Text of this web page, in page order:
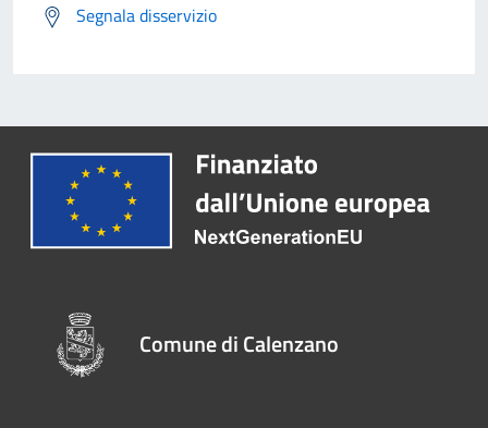
Segnala disservizio
Comune di Calenzano